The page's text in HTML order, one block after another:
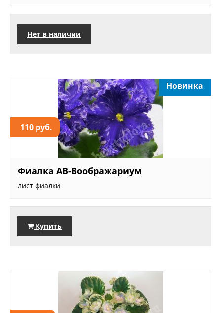
Нет в наличии
110 руб.
Новинка
Фиалка АВ-Воображариум
лист фиалки
Купить